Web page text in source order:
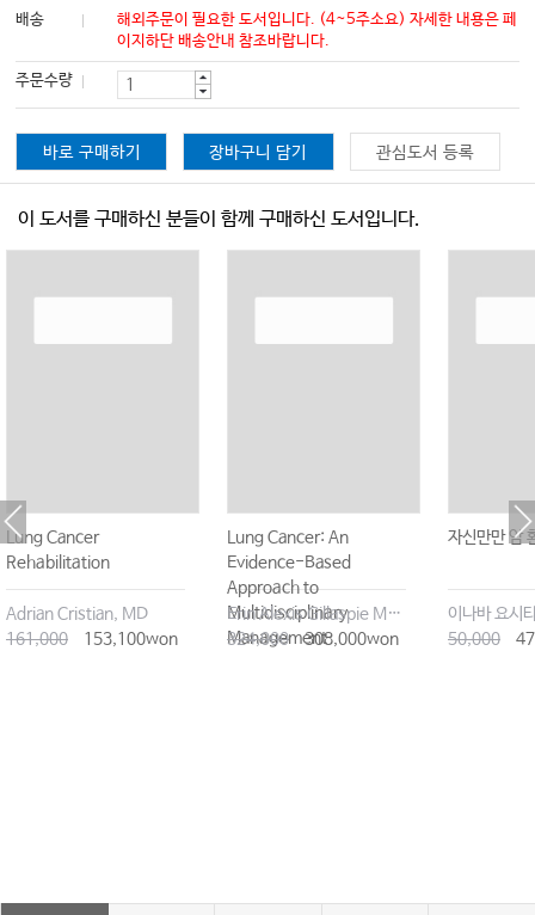
배송
해외주문이 필요한 도서입니다. (4~5주소요) 자세한 내용은 페
이지하단 배송안내 참조바랍니다.
주문수량
바로 구매하기 장바구니 담기 관심도서 등록
이 도서를 구매하신 분들이 함께 구매하신 도서입니다.
Lung Cancer
Rehabilitation
Adrian Cristian, MD
161,000
153,100won
Lung Cancer: An
Evidence-Based
Approach to
Multidisciplinary
Management
Erin Alexis Gillaspie MD MPH FACS
324,000
308,000won
자신만만 암
50,000